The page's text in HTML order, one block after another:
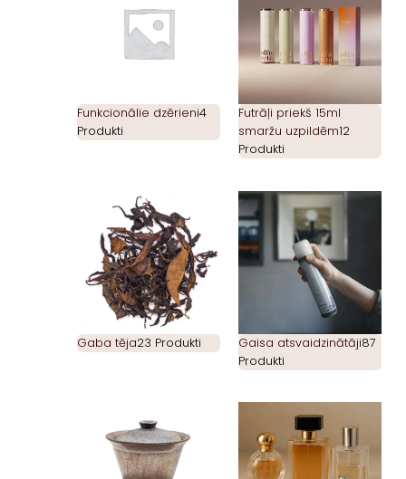
Funkcionālie dzērieni4
Produkti
Futrāļi priekš 15ml
smaržu uzpildēm12
Produkti
Gaba tēja23 Produkti Gaisa atsvaidzinātāji87
Produkti